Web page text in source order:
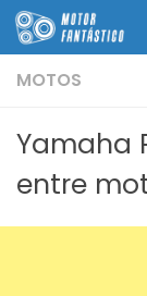
Skip to
MOTOS
Yamaha
entre